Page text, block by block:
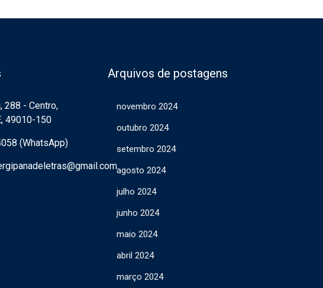
288 - Centro,
49010-150
(WhatsApp)
Arquivos de postagens
novembro 2024
outubro 2024
setembro 2024
agosto 2024
julho 2024
junho 2024
maio 2024
abril 2024
março 2024